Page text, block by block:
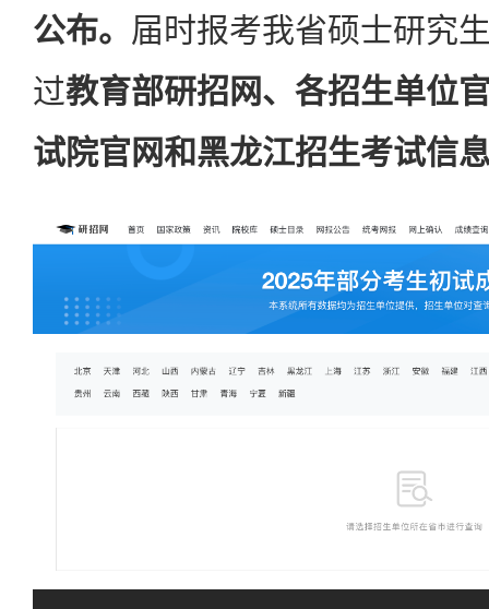
公布。 届时报考我省硕士研究
过教育部研招网、各招生单位
试院官网和黑龙江招生考试信